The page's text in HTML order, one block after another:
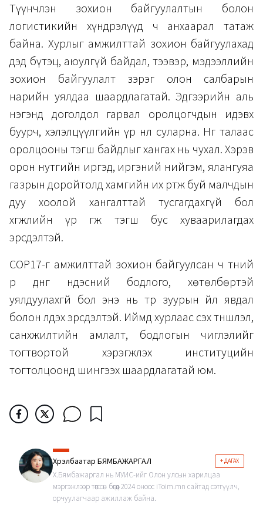
Түүнчлэн зохион байгуулалтын болон
логистикийн хүндрэлүүд ч анхаарал татаж
байна. Хурлыг амжилттай зохион байгуулахад
дэд бүтэц, аюулгүй байдал, тээвэр, мэдээллийн
зохион байгуулалт зэрэг олон салбарын
нарийн уялдаа шаардлагатай. Эдгээрийн аль
нэгэнд доголдол гарвал оролцогчдын идэвх
буурч, хэлэлцүүлгийн үр нөлөө суларна. Нөгөө талаас
оролцооны тэгш байдлыг хангах нь чухал. Хэрэв
орон нутгийн иргэд, иргэний нийгэм, ялангуяа
газрын доройтолд хамгийн их өртөж буй малчдын
дуу хоолой хангалттай тусгагдахгүй бол
хөгжлийн үр өгөөж тэгш бус хуваарилагдах
эрсдэлтэй.
COP17-г амжилттай зохион байгуулсан ч түүний
үр дүнг үндэсний бодлого, хөтөлбөртэй
уялдуулахгүй бол энэ нь түр зуурын үйл явдал
болон үлдэх эрсдэлтэй. Иймд хурлаас үүсэх түншлэл,
санхүүжилтийн амлалт, бодлогын чиглэлийг
тогтвортой хэрэгжүүлэх институцийн
тогтолцоонд шингээх шаардлагатай юм.
Хүрэлбаатар БЯМБАЖАРГАЛ + ДАГАХ
Х.Бямбажаргал нь МУИС-ийг Олон улсын харилцаа
мэргэжлээр төгссөн бөгөөд 2024 оноос iToim.mn сайтад сэтгүүлч,
орчуулагчаар ажиллаж байна.